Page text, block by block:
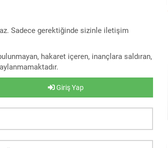
Sadece gerektiğinde sizinle iletişim
hakaret içeren, inançlara saldıran,
Giriş Yap